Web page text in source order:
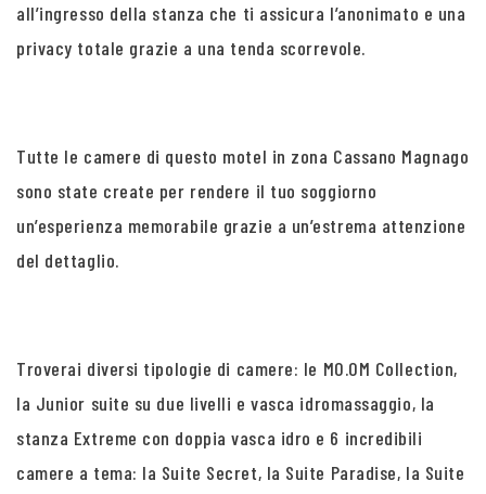
all’ingresso della stanza che ti assicura l’anonimato e una
privacy totale grazie a una tenda scorrevole.
Tutte le camere di questo motel in zona Cassano Magnago
sono state create per rendere il tuo soggiorno
un’esperienza memorabile grazie a un’estrema attenzione
del dettaglio.
Troverai diversi tipologie di camere: le MO.OM Collection,
la Junior suite su due livelli e vasca idromassaggio, la
stanza Extreme con doppia vasca idro e 6 incredibili
camere a tema: la Suite Secret, la Suite Paradise, la Suite